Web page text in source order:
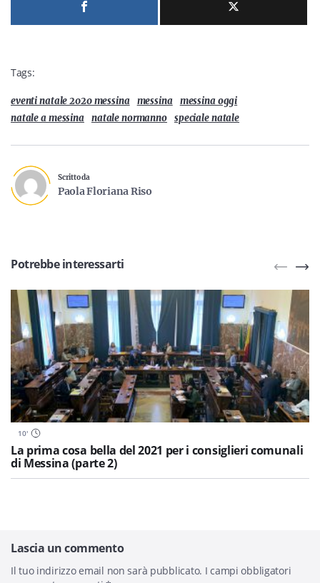
Tags:
eventi natale 2020 messina messina
messina oggi
natale a messina natale normanno speciale natale
Scritto da
Paola Floriana Riso
Potrebbe interessarti
10'
La prima cosa bella del 2021 per i consiglieri comunali
di Messina (parte 2)
Lascia un commento
Il tuo indirizzo email non sarà pubblicato. I campi obbligatori